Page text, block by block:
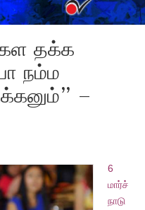
தக்க
நம்ம
–
6
மார்ச்
நாடு